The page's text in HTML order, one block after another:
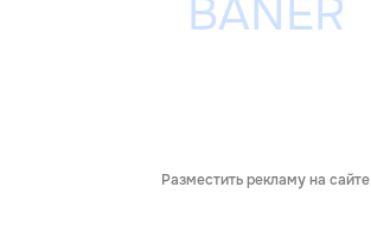
Разместить рекламу на сайте